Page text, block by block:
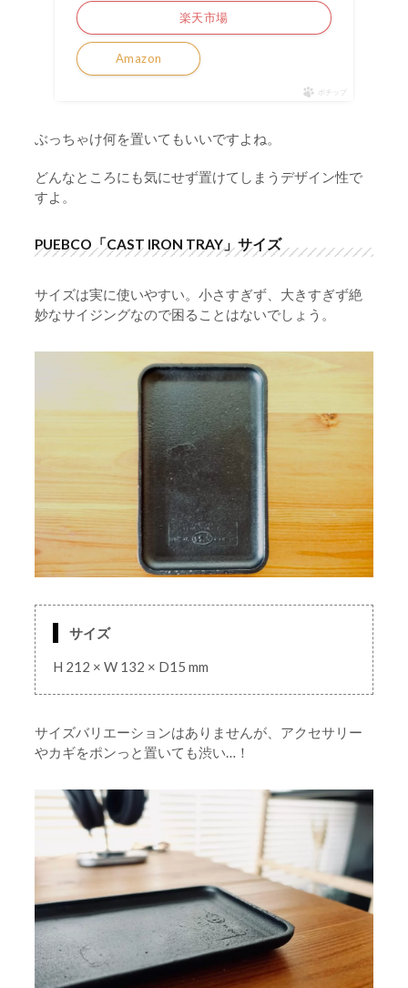
Amazon
楽天市場
ポチップ
ぶっちゃけ何を置いてもいいですよね。
どんなところにも気にせず置けてしまうデザイン性で
すよ。
PUEBCO「CAST IRON TRAY」サイズ
サイズは実に使いやすい。小さすぎず、大きすぎず絶
妙なサイジングなので困ることはないでしょう。
サイズ
H 212 × W 132 × D15 mm
サイズバリエーションはありませんが、アクセサリー
やカギをポンっと置いても渋い…！